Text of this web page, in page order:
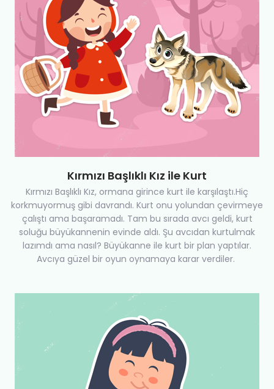
Kırmızı Başlıklı Kız ile Kurt
Kırmızı Başlıklı Kız, ormana girince kurt ile karşılaştı.Hiç
korkmuyormuş gibi davrandı. Kurt onu yolundan çevirmeye
çalıştı ama başaramadı. Tam bu sırada avcı geldi, kurt
soluğu büyükannenin evinde aldı. Şu avcıdan kurtulmak
lazımdı ama nasıl? Büyükanne ile kurt bir plan yaptılar.
Avcıya güzel bir oyun oynamaya karar verdiler.